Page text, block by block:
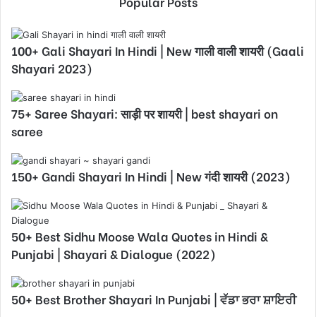
100+ Gali Shayari In Hindi | New गाली वाली शायरी (Gaali
Shayari 2023)
75+ Saree Shayari: साड़ी पर शायरी | best shayari on
saree
150+ Gandi Shayari In Hindi | New गंदी शायरी (2023)
50+ Best Sidhu Moose Wala Quotes in Hindi &
Punjabi | Shayari & Dialogue (2022)
50+ Best Brother Shayari In Punjabi | ਵੱਡਾ ਭਰਾ ਸ਼ਾਇਰੀ